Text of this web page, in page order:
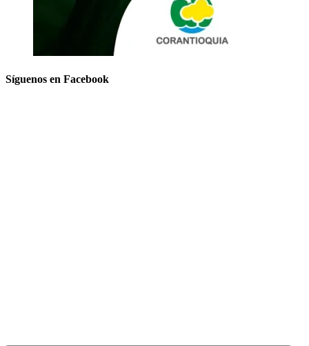
Síguenos en Facebook